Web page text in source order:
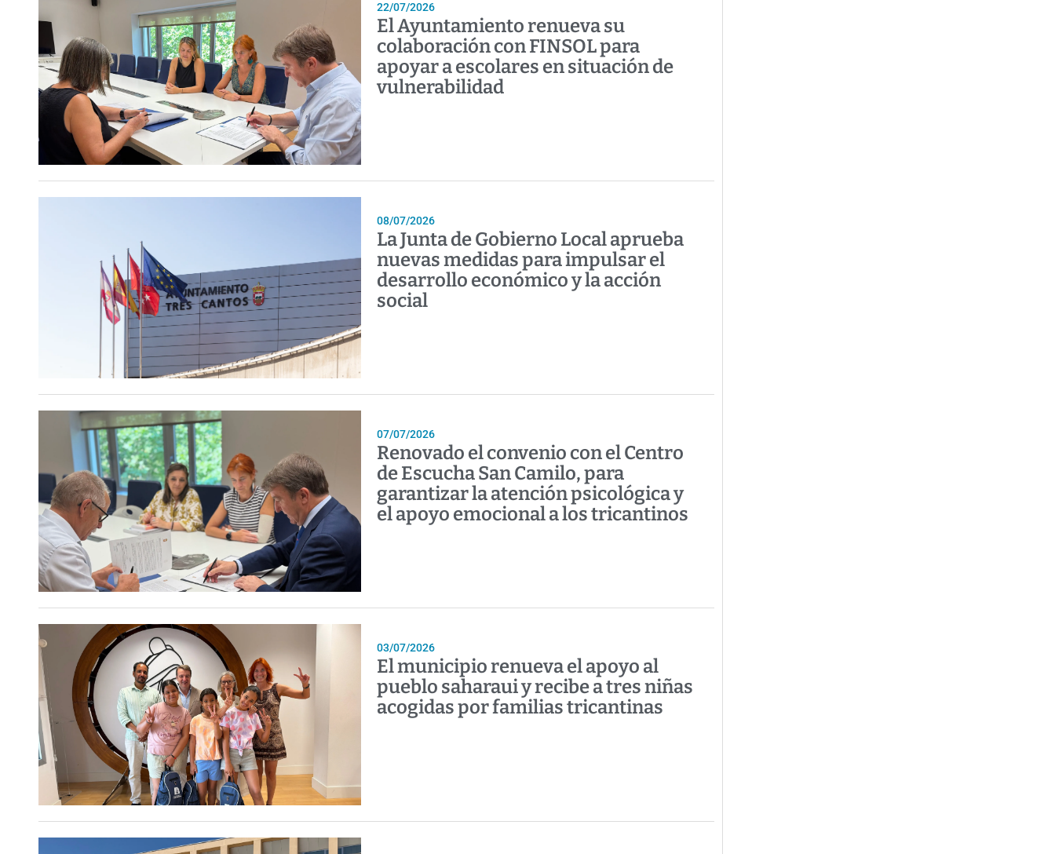
22/07/2026
El Ayuntamiento renueva su
colaboración con FINSOL para
apoyar a escolares en situación de
vulnerabilidad
08/07/2026
La Junta de Gobierno Local aprueba
nuevas medidas para impulsar el
desarrollo económico y la acción
social
07/07/2026
Renovado el convenio con el Centro
de Escucha San Camilo, para
garantizar la atención psicológica y
el apoyo emocional a los tricantinos
03/07/2026
El municipio renueva el apoyo al
pueblo saharaui y recibe a tres niñas
acogidas por familias tricantinas